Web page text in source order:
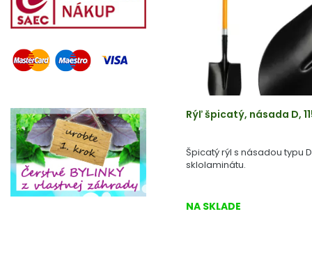
Rýľ špicatý, násada D,
Špicatý rýl s násadou typu
sklolaminátu.
NA SKLADE